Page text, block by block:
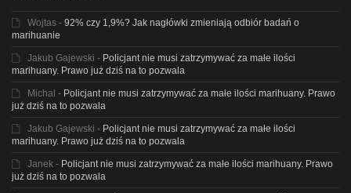
Wojtas - 92% czy 1,9%? Jak nagłówki zmieniają odbiór badań o
marihuanie
Jakub Gajewski - Policjant nie musi zatrzymywać za małe ilości
marihuany. Prawo już dziś na to pozwala
Michal - Policjant nie musi zatrzymywać za małe ilości marihuany. Prawo
już dziś na to pozwala
Jakub Gajewski - Policjant nie musi zatrzymywać za małe ilości
marihuany. Prawo już dziś na to pozwala
Janek - Policjant nie musi zatrzymywać za małe ilości marihuany. Prawo
już dziś na to pozwala